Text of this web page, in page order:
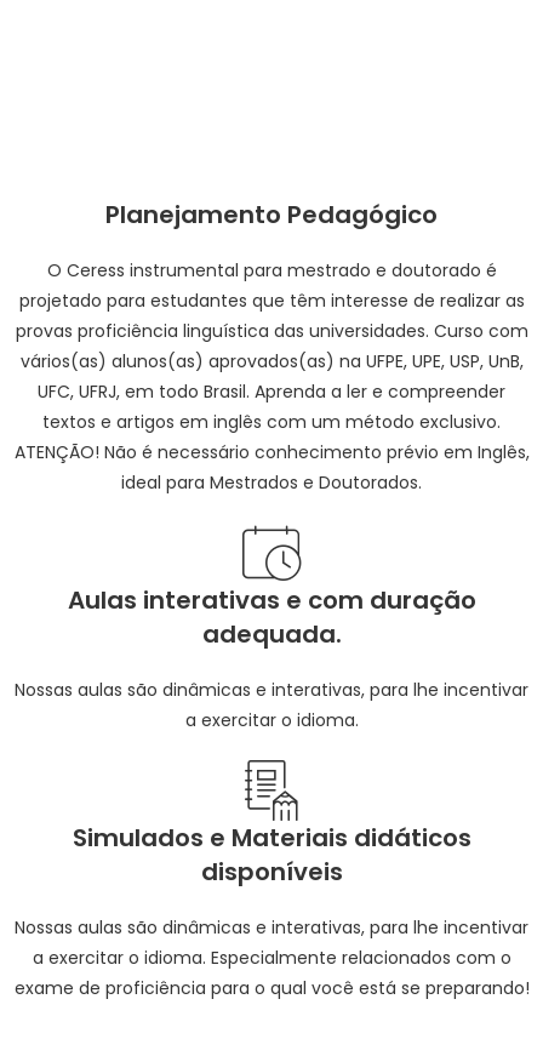
Planejamento Pedagógico
O Ceress instrumental para mestrado e doutorado é
projetado para estudantes que têm interesse de realizar as
provas proficiência linguística das universidades. Curso com
vários(as) alunos(as) aprovados(as) na UFPE, UPE, USP, UnB,
UFC, UFRJ, em todo Brasil. Aprenda a ler e compreender
textos e artigos em inglês com um método exclusivo.
ATENÇÃO! Não é necessário conhecimento prévio em Inglês,
ideal para Mestrados e Doutorados.
Aulas interativas e com duração
adequada.
Nossas aulas são dinâmicas e interativas, para lhe incentivar
a exercitar o idioma.
Simulados e Materiais didáticos
disponíveis
Nossas aulas são dinâmicas e interativas, para lhe incentivar
a exercitar o idioma. Especialmente relacionados com o
exame de proficiência para o qual você está se preparando!